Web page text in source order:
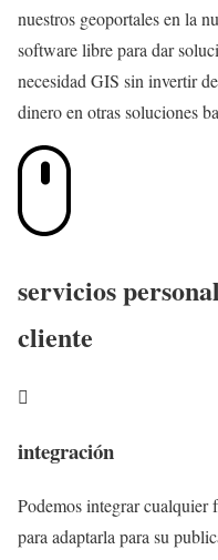
nuestros geoportales en la
software libre para dar
necesidad GIS sin invertir
dinero en otras soluciones
servicios
cliente

integración
Podemos integrar cualquier
para adaptarla para su